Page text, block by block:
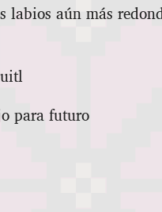
labios aún más
para futuro